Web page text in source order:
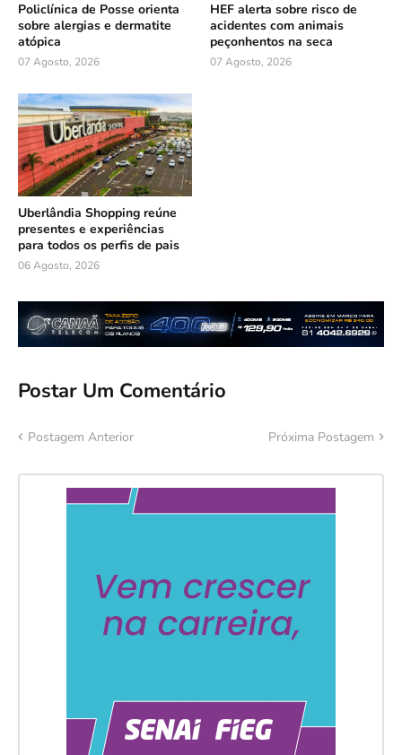
Policlínica de Posse orienta
sobre alergias e dermatite
atópica
07 Agosto, 2026
HEF alerta sobre risco de
acidentes com animais
peçonhentos na seca
07 Agosto, 2026
Uberlândia Shopping reúne
presentes e experiências
para todos os perfis de pais
06 Agosto, 2026
Postar Um Comentário
Postagem Anterior Próxima Postagem